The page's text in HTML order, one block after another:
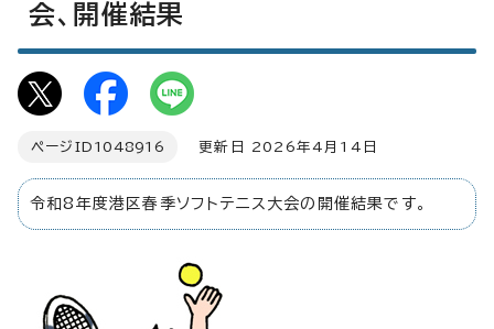
会、開催結果
ページID 1048916 更新日 2026年4月14日
令和8年度港区春季ソフトテニス大会の開催結果です。